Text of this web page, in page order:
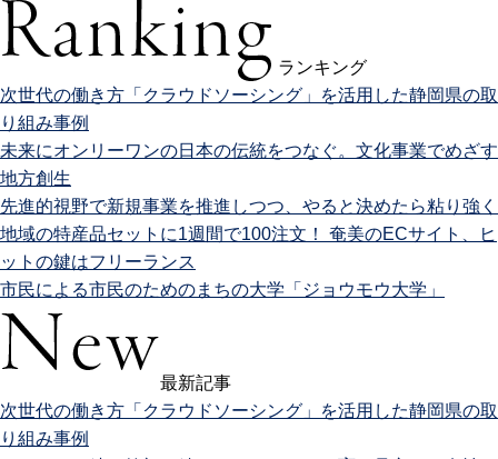
ランキング
次世代の働き方「クラウドソーシング」を活用した静岡県の取
り組み事例
未来にオンリーワンの日本の伝統をつなぐ。文化事業でめざす
地方創生
先進的視野で新規事業を推進しつつ、やると決めたら粘り強く
地域の特産品セットに1週間で100注文！ 奄美のECサイト、ヒ
ットの鍵はフリーランス
市民による市民のためのまちの大学「ジョウモウ大学」
最新記事
次世代の働き方「クラウドソーシング」を活用した静岡県の取
り組み事例